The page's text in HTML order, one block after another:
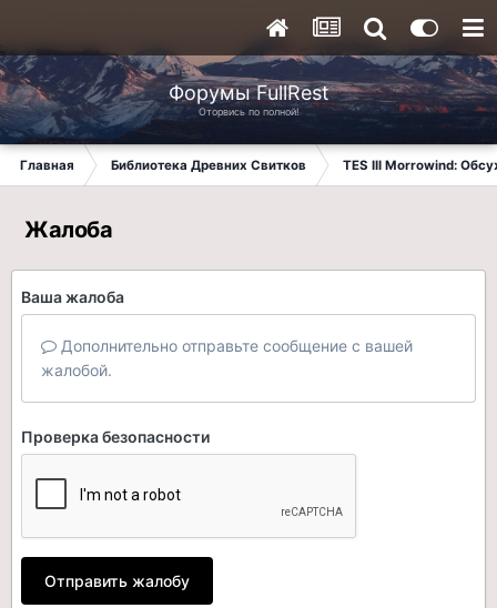
Форумы FullRest
Оторвись по полной!
Главная Библиотека Древних Свитков TES III Morrowind:
Жалоба
Ваша жалоба
Дополнительно отправьте сообщение с вашей
жалобой.
Проверка безопасности
Отправить жалобу